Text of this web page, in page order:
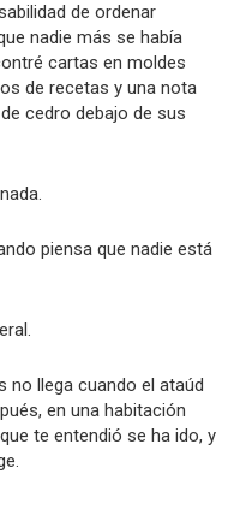
de ordenar
nadie más se había
cartas en moldes
de recetas y una nota
cedro debajo de sus
piensa que nadie está
no llega cuando el ataúd
en una habitación
te entendió se ha ido, y